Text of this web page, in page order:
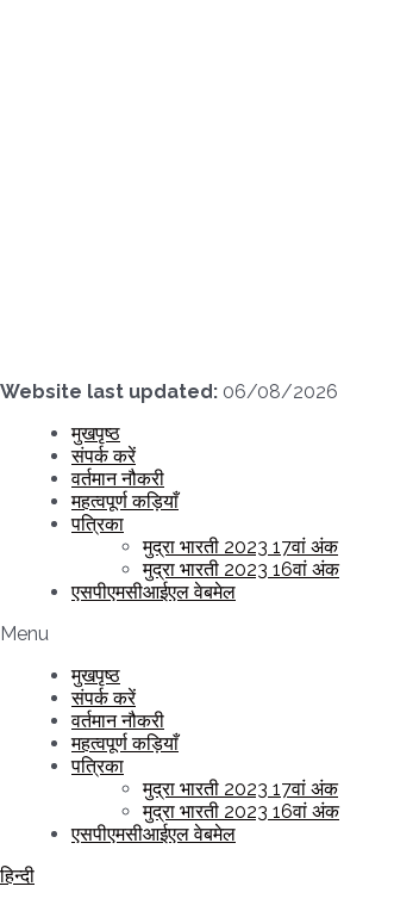
Website last updated: 06/08/2026
मुखपृष्ठ
संपर्क करें
वर्तमान नौकरी
महत्वपूर्ण कड़ियाँ
पत्रिका
मुद्रा भारती 2023 17वां अंक
मुद्रा भारती 2023 16वां अंक
एसपीएमसीआईएल वेबमेल
Menu
मुखपृष्ठ
संपर्क करें
वर्तमान नौकरी
महत्वपूर्ण कड़ियाँ
पत्रिका
मुद्रा भारती 2023 17वां अंक
मुद्रा भारती 2023 16वां अंक
एसपीएमसीआईएल वेबमेल
हिन्दी